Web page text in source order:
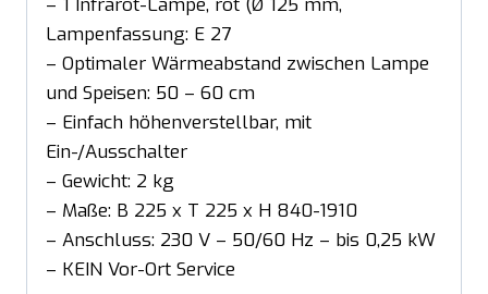
Lampenfassung: E 27
– Optimaler Wärmeabstand zwischen Lampe
und Speisen: 50 – 60 cm
– Einfach höhenverstellbar, mit
Ein-/Ausschalter
– Gewicht: 2 kg
– Maße: B 225 x T 225 x H 840-1910
– Anschluss: 230 V – 50/60 Hz – bis 0,25 kW
– KEIN Vor-Ort Service